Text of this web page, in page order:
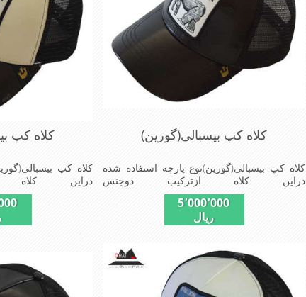
کلاه کپ بیسبالی(گورین)
کلاه کپ بیسبالی(گورین)نوع پارچه استفاده شده
دراین کلاه ازترکیب دوجنس
چرم(مصنویی)وپلیستراست که با بندگیرپشت کلاه
ازسایز56الی60قابل استفاده است ونقاب که
مناسب این شکل ازکلاه است شیک و مناسب
کلاه می باشندmade in chaina
5٬000٬000
ریال
کلاه کپ
کلاه کپ
دراین کلاه
مناسب این شکل